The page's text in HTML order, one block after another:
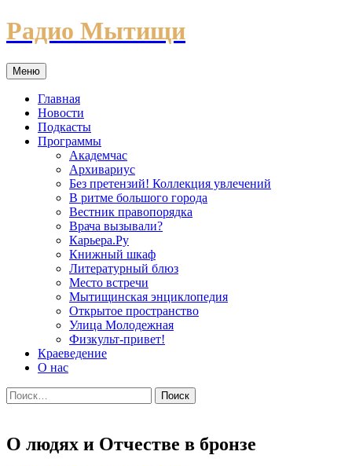
Перейти
к
Радио Мытищи
Меню
Главная
Новости
Подкасты
Программы
Академчас
Архивариус
Без претензий! Коллекция увлечений
В ритме большого города
Вестник правопорядка
Врача вызывали?
Карьера.Ру
Книжный шкаф
Литературный блюз
Место встречи
Мытищинская энциклопедия
Открытое пространство
Улица Молодежная
Физкульт-привет!
Краеведение
О нас
Найти:
О людях и Отчестве в бронзе